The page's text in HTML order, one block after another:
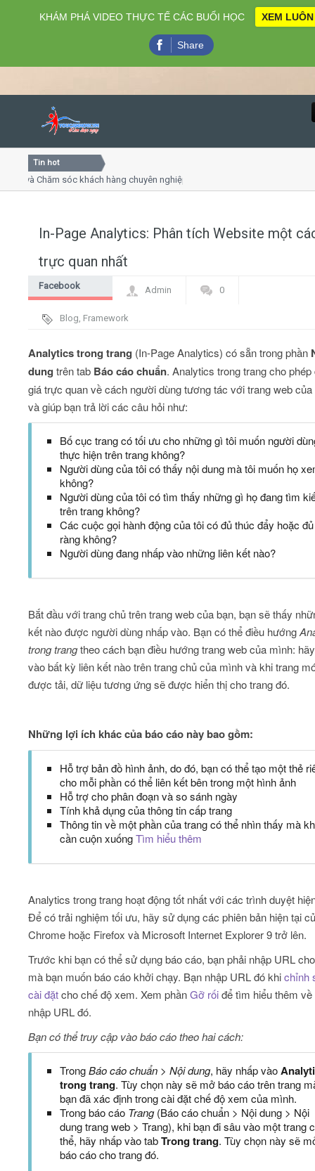
Close
Home
Tìm kiếm
Tin hot
Chăm sóc khách hàng chuyên nghiệp
In-Page Analytics: Phân tích Website một
trực quan nhất
Facebook
Admin 0
Blog, Framework
Analytics trong trang (In-Page Analytics) có sẵn trong phần
dung trên tab Báo cáo chuẩn. Analytics trong trang cho phép
giá trực quan về cách người dùng tương tác với trang web của
và giúp bạn trả lời các câu hỏi như:
Bố cục trang có tối ưu cho những gì tôi muốn người
thực hiện trên trang không?
Người dùng của tôi có thấy nội dung mà tôi muốn họ
không?
Người dùng của tôi có tìm thấy những gì họ đang tìm
trên trang không?
Các cuộc gọi hành động của tôi có đủ thúc đẩy hoặc
ràng không?
Người dùng đang nhấp vào những liên kết nào?
Bắt đầu với trang chủ trên trang web của bạn, bạn sẽ thấy
kết nào được người dùng nhấp vào. Bạn có thể điều hướng
trong trangtheo cách bạn điều hướng trang web của mình:
vào bất kỳ liên kết nào trên trang chủ của mình và khi trang
được tải, dữ liệu tương ứng sẽ được hiển thị cho trang đó.
Những lợi ích khác của báo cáo này bao gồm:
Hỗ trợ bản đồ hình ảnh, do đó, bạn có thể tạo một thẻ
cho mỗi phần có thể liên kết bên trong một hình ảnh
Hỗ trợ cho phân đoạn và so sánh ngày
Tính khả dụng của thông tin cấp trang
Thông tin về một phần của trang có thể nhìn thấy mà
cần cuộn xuốngTìm hiểu thêm
Analytics trong trang hoạt động tốt nhất với các trình duyệt
Để có trải nghiệm tối ưu, hãy sử dụng các phiên bản hiện tại
Chrome hoặc Firefox và Microsoft Internet Explorer 9 trở lên.
Trước khi bạn có thể sử dụng báo cáo, bạn phải nhập URL
mà bạn muốn báo cáo khởi chạy. Bạn nhập URL đó khichỉnh
cài đặtcho chế độ xem. Xem phầnGỡ rốiđể tìm hiểu thêm
nhập URL đó.
Bạn có thể truy cập vào báo cáo theo hai cách:
TrongBáo cáo chuẩn > Nội dung, hãy nhấp vào
trong trang. Tùy chọn này sẽ mở báo cáo trên trang
bạn đã xác định trong cài đặt chế độ xem của mình.
Trong báo cáo Trang(Báo cáo chuẩn > Nội dung > Nội
dung trang web > Trang), khi bạn đi sâu vào một trang
thể, hãy nhấp vào tabTrong trang. Tùy chọn này sẽ
báo cáo cho trang đó.
KHÁM PHÁ VIDEO THỰC TẾ CÁC BUỔI HỌC XEM LUÔN
Share